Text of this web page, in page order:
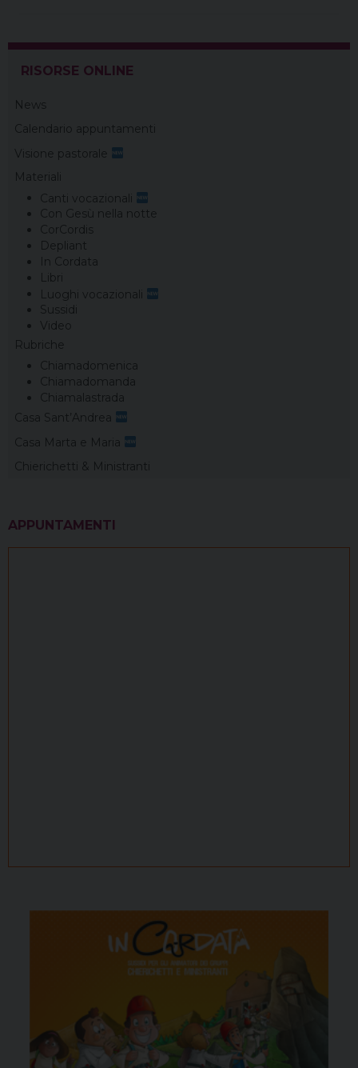
RISORSE ONLINE
News
Calendario appuntamenti
Visione pastorale
Materiali
Canti vocazionali
Con Gesù nella notte
CorCordis
Depliant
In Cordata
Libri
Luoghi vocazionali
Sussidi
Video
Rubriche
Chiamadomenica
Chiamadomanda
Chiamalastrada
Casa Sant’Andrea
Casa Marta e Maria
Chierichetti & Ministranti
APPUNTAMENTI